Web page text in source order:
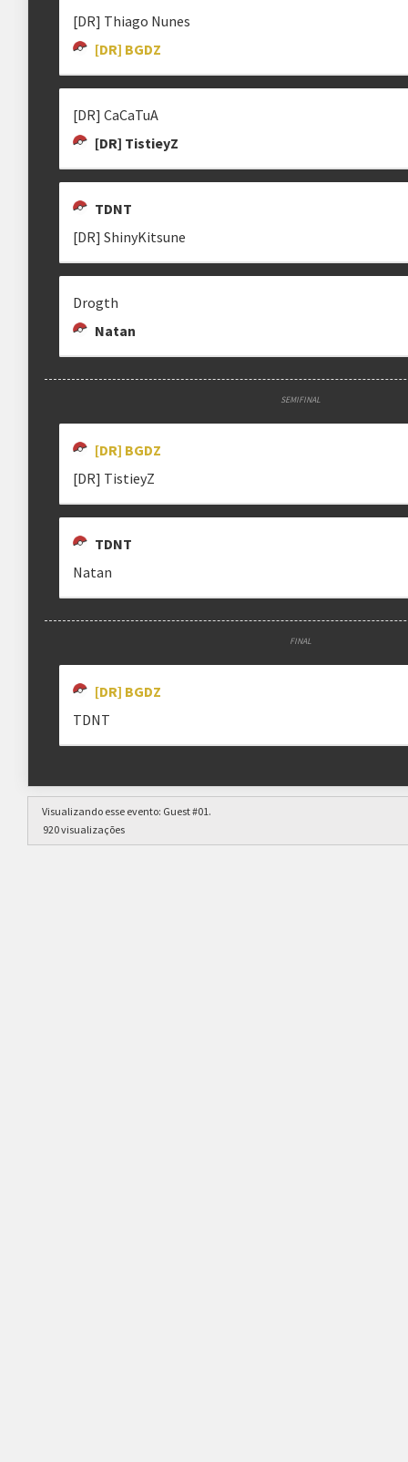
[DR] Thiago Nunes
[DR] BGDZ
[DR] CaCaTuA
[DR] TistieyZ
TDNT
[DR] ShinyKitsune
Drogth
Natan
SEMIFINAL
[DR] BGDZ
[DR] TistieyZ
TDNT
Natan
FINAL
[DR] BGDZ
TDNT
Visualizando esse evento: Guest #01.
920 visualizações